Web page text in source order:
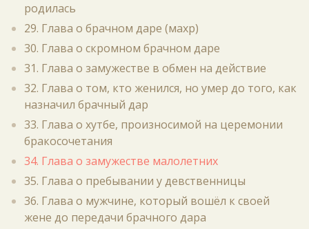
родилась
29. Глава о брачном даре (махр)
30. Глава о скромном брачном даре
31. Глава о замужестве в обмен на действие
32. Глава о том, кто женился, но умер до того, как
назначил брачный дар
33. Глава о хутбе, произносимой на церемонии
бракосочетания
34. Глава о замужестве малолетних
35. Глава о пребывании у девственницы
36. Глава о мужчине, который вошёл к своей
жене до передачи брачного дара